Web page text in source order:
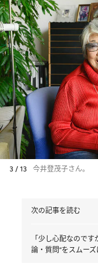
3 / 13 今井登茂子さん。
次の記事を読む
「少し心配なので
論・質問”をスムー